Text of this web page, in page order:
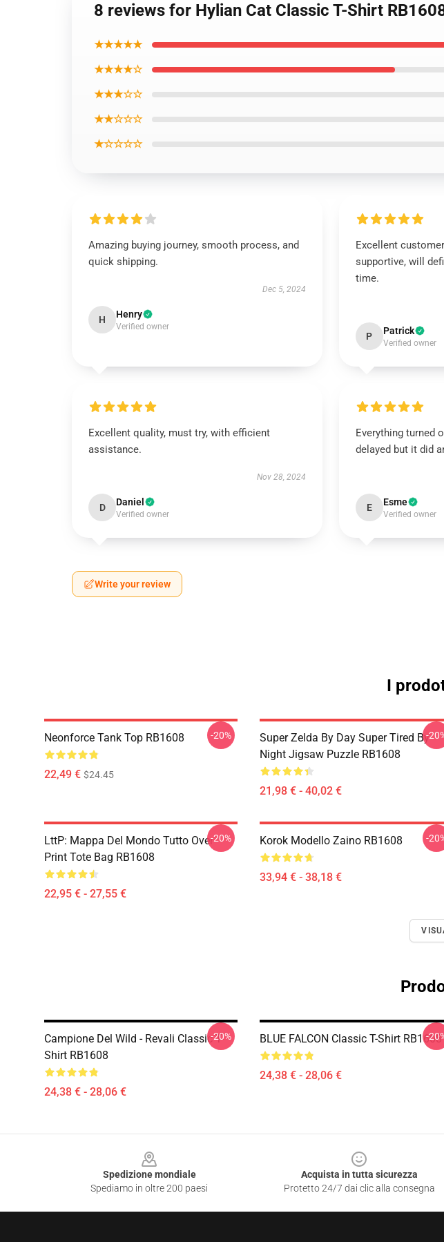
8 reviews for Hylian Cat Classic T-Shirt
★★★★★
★★★★☆
★★★☆☆
★★☆☆☆
★☆☆☆☆
Amazing buying journey, smooth process, and
quick shipping.
Dec 5, 2024
H Henry
Verified owner
Excellent
supportive, will
time.
P Patrick
Verified owner
Excellent quality, must try, with efficient
assistance.
Nov 28, 2024
D Daniel
Verified owner
Everything turned
delayed but it did
E Esme
Verified owner
Write your review
I
Neonforce Tank Top RB1608
22,49 € $24.45
-20%
Super Zelda By Day Super Tired By
Night Jigsaw Puzzle RB1608
21,98 € - 40,02 €
-
LttP: Mappa Del Mondo Tutto Over
Print Tote Bag RB1608
22,95 € - 27,55 €
-20% Korok Modello Zaino RB1608
33,94 € - 38,18 €
-
Campione Del Wild - Revali Classic T-
Shirt RB1608
24,38 € - 28,06 €
-20% BLUE FALCON Classic T-Shirt RB1608
24,38 € - 28,06 €
-
Spedizione mondiale
Spediamo in oltre 200 paesi
Acquista in tutta sicurezza
Protetto 24/7 dai clic alla consegna